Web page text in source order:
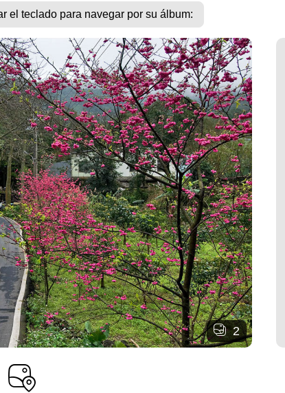
el teclado para navegar por su álbum:
2